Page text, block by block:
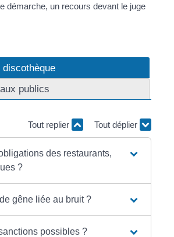
démarche, un recours devant le juge
publics
Tout replier Tout déplier
des restaurants,
?
gêne liée au bruit ?
possibles ?